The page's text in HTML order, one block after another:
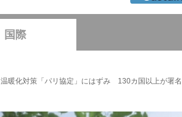
国際
温暖化対策「パリ協定」にはずみ 130カ国以上が署